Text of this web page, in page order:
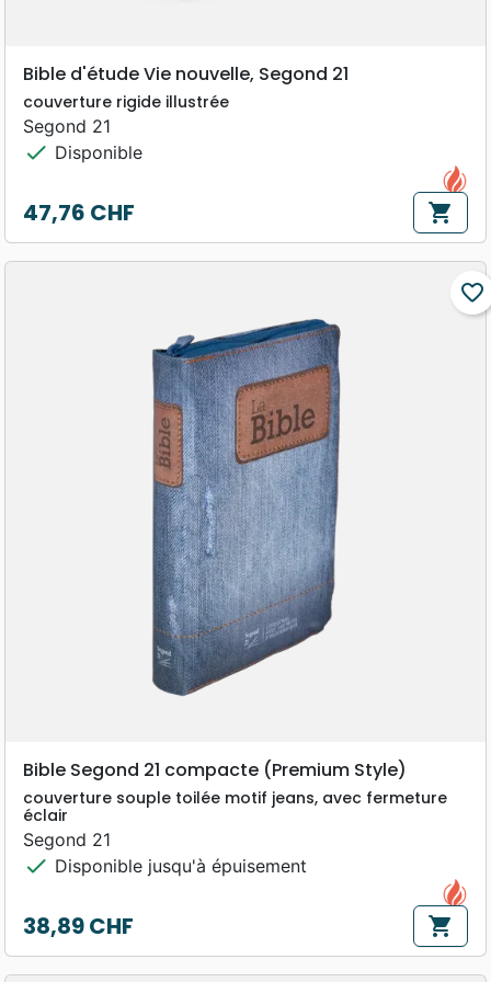
Bible d'étude Vie nouvelle, Segond 21
couverture rigide illustrée
Segond 21
check Disponible
Prix
47,76 CHF shopping_cart
favorite_border
Bible Segond 21 compacte (Premium Style)
couverture souple toilée motif jeans, avec fermeture
éclair
Segond 21
check Disponible jusqu'à épuisement
Prix
38,89 CHF shopping_cart